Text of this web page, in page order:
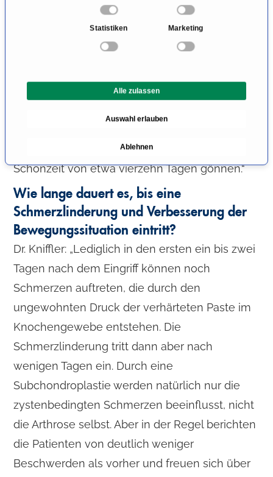
s
u
s
a
h
l
Statistiken Marketing
Alle zulassen
Auswahl erlauben
Ablehnen
und verfestigt sich innerhalb von zehn
Minuten. Der Eingriff selbst dauert etwa dreißig
Minuten. Die Zysten sind umgehend stabilisiert
Schmerzen mehr. Die Patienten bleiben
Eingriff belasten, sollten sich aber eine
Schonzeit von etwa vierzehn Tagen gönnen.“
Wie lange dauert es, bis eine
Schmerzlinderung und Verbesserung der
Bewegungssituation eintritt?
Dr. Kniffler: „Lediglich in den ersten ein bis zwei
Tagen nach dem Eingriff können noch
Schmerzen auftreten, die durch den
ungewohnten Druck der verhärteten Paste im
Knochengewebe entstehen. Die
Schmerzlinderung tritt dann aber nach
wenigen Tagen ein. Durch eine
Subchondroplastie werden natürlich nur die
zystenbedingten Schmerzen beeinflusst, nicht
die Arthrose selbst. Aber in der Regel berichten
die Patienten von deutlich weniger
Beschwerden als vorher und freuen sich über